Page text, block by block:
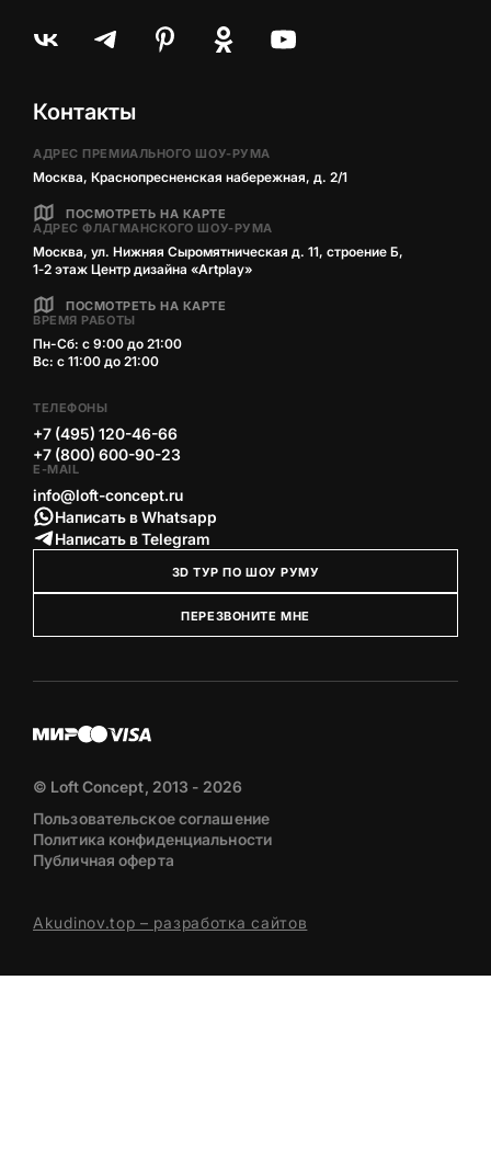
Контакты
АДРЕС ПРЕМИАЛЬНОГО ШОУ-РУМА
Москва, Краснопресненская набережная, д. 2/1
ПОСМОТРЕТЬ НА КАРТЕ
АДРЕС ФЛАГМАНСКОГО ШОУ-РУМА
Москва, ул. Нижняя Сыромятническая д. 11, строение Б,
1‑2 этаж Центр дизайна «Artplay»
ПОСМОТРЕТЬ НА КАРТЕ
ВРЕМЯ РАБОТЫ
Пн-Сб: с 9:00 до 21:00
Вс: с 11:00 до 21:00
ТЕЛЕФОНЫ
+7 (495) 120-46-66
+7 (800) 600-90-23
E-MAIL
info@loft-concept.ru
Написать в Whatsapp
Написать в Telegram
3D ТУР ПО ШОУ РУМУ
ПЕРЕЗВОНИТЕ МНЕ
© Loft Concept, 2013 - 2026
Пользовательское соглашение
Политика конфиденциальности
Публичная оферта
Akudinov.top – разработка сайтов